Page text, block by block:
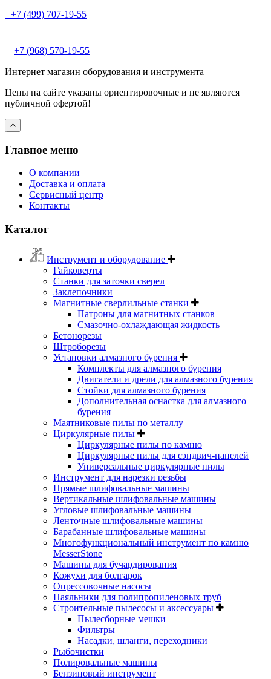
+7 (499) 707-19-55
+7 (968) 570-19-55
Интернет магазин оборудования и инструмента
Цены на сайте указаны ориентировочные и не являются
публичной офертой!
Главное меню
О компании
Доставка и оплата
Сервисный центр
Контакты
Каталог
Инструмент и оборудование
Гайковерты
Станки для заточки сверел
Заклепочники
Магнитные сверлильные станки
Патроны для магнитных станков
Смазочно-охлаждающая жидкость
Бетонорезы
Штроборезы
Установки алмазного бурения
Комплекты для алмазного бурения
Двигатели и дрели для алмазного бурения
Стойки для алмазного бурения
Дополнительная оснастка для алмазного
бурения
Маятниковые пилы по металлу
Циркулярные пилы
Циркулярные пилы по камню
Циркулярные пилы для сэндвич-панелей
Универсальные циркулярные пилы
Инструмент для нарезки резьбы
Прямые шлифовальные машины
Вертикальные шлифовальные машины
Угловые шлифовальные машины
Ленточные шлифовальные машины
Барабанные шлифовальные машины
Многофункциональный инструмент по камню
MesserStone
Машины для бучардирования
Кожухи для болгарок
Опрессовочные насосы
Паяльники для полипропиленовых труб
Строительные пылесосы и аксессуары
Пылесборные мешки
Фильтры
Насадки, шланги, переходники
Рыбочистки
Полировальные машины
Бензиновый инструмент